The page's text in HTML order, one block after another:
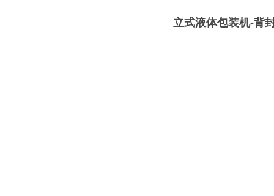
立式液体包装机-背